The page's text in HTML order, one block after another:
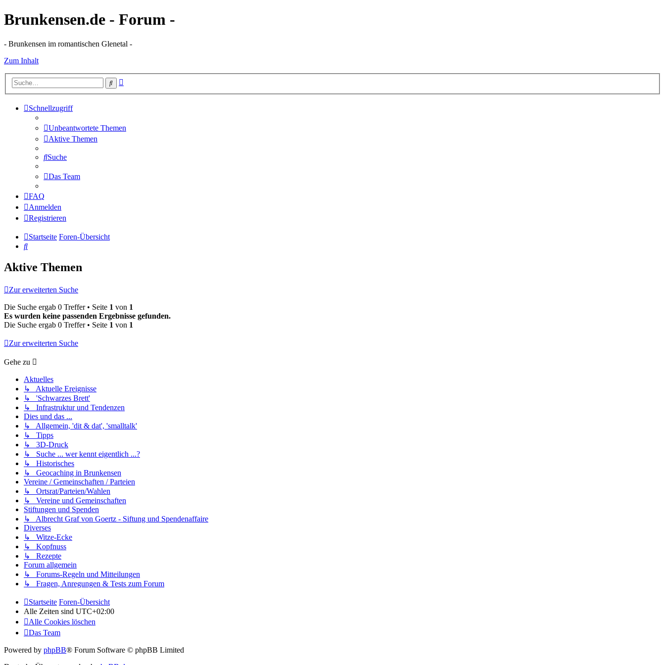
Brunkensen.de - Forum -
- Brunkensen im romantischen Glenetal -
Zum Inhalt
Suche
Schnellzugriff
Unbeantwortete Themen
Aktive Themen
Suche
Das Team
FAQ
Anmelden
Registrieren
Startseite Foren-Übersicht
Suche
Aktive Themen
Zur erweiterten Suche
Die Suche ergab 0 Treffer • Seite 1 von 1
Es wurden keine passenden Ergebnisse gefunden.
Die Suche ergab 0 Treffer • Seite 1 von 1
Zur erweiterten Suche
Gehe zu
Aktuelles
↳ Aktuelle Ereignisse
↳ 'Schwarzes Brett'
↳ Infrastruktur und Tendenzen
Dies und das ...
↳ Allgemein, 'dit & dat', 'smalltalk'
↳ Tipps
↳ 3D-Druck
↳ Suche ... wer kennt eigentlich ...?
↳ Historisches
↳ Geocaching in Brunkensen
Vereine / Gemeinschaften / Parteien
↳ Ortsrat/Parteien/Wahlen
↳ Vereine und Gemeinschaften
Stiftungen und Spenden
↳ Albrecht Graf von Goertz - Siftung und Spendenaffaire
Diverses
↳ Witze-Ecke
↳ Kopfnuss
↳ Rezepte
Forum allgemein
↳ Forums-Regeln und Mitteilungen
↳ Fragen, Anregungen & Tests zum Forum
Startseite Foren-Übersicht
Alle Zeiten sind UTC+02:00
Alle Cookies löschen
Das Team
Powered by phpBB® Forum Software © phpBB Limited